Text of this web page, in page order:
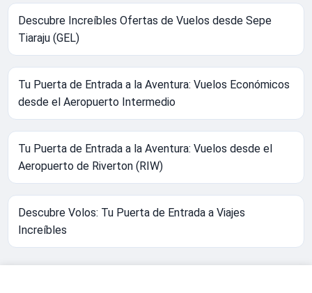
Descubre Increíbles Ofertas de Vuelos desde Sepe
Tiaraju (GEL)
Tu Puerta de Entrada a la Aventura: Vuelos Económicos
desde el Aeropuerto Intermedio
Tu Puerta de Entrada a la Aventura: Vuelos desde el
Aeropuerto de Riverton (RIW)
Descubre Volos: Tu Puerta de Entrada a Viajes
Increíbles